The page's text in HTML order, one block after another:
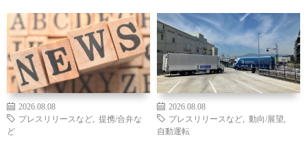
2026.08.08
プレスリリースなど
提携/合弁な
ど
2026.08.08
プレスリリースなど
動向/展望
自動運転